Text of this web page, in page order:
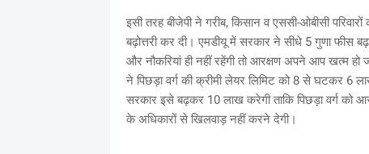
इसी तरह बीजेपी ने गरीब, किसान व एससी-ओबीसी
बढ़ोत्तरी कर दी। एमडीयू में सरकार ने सीधे 5 गुणा फीस
और नौकरियां ही नहीं रहेंगी तो आरक्षण अपने आप खत्म हो
ने पिछड़ा वर्ग की क्रीमी लेयर लिमिट को 8 से घटकर 6
सरकार इसे बढ़कर 10 लाख करेगी ताकि पिछड़ा वर्ग को
के अधिकारों से खिलवाड़ नहीं करने देगी।